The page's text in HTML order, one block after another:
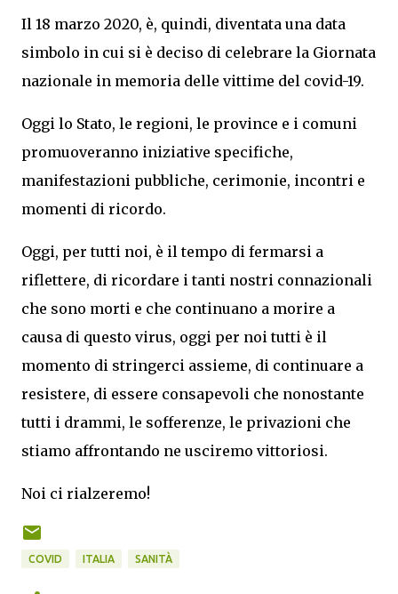
Il 18 marzo 2020, è, quindi, diventata una data
simbolo in cui si è deciso di celebrare la Giornata
nazionale in memoria delle vittime del covid-19.
Oggi lo Stato, le regioni, le province e i comuni
promuoveranno iniziative specifiche,
manifestazioni pubbliche, cerimonie, incontri e
momenti di ricordo.
Oggi, per tutti noi, è il tempo di fermarsi a
riflettere, di ricordare i tanti nostri connazionali
che sono morti e che continuano a morire a
causa di questo virus, oggi per noi tutti è il
momento di stringerci assieme, di continuare a
resistere, di essere consapevoli che nonostante
tutti i drammi, le sofferenze, le privazioni che
stiamo affrontando ne usciremo vittoriosi.
Noi ci rialzeremo!
COVID ITALIA SANITÀ